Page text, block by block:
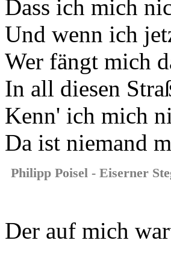
Dass ich mich
Und wenn ich
Wer fängt mich
In all diesen
Kenn' ich mich
Da ist niemand
Philipp Poisel - Eiserner
Der auf mich